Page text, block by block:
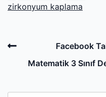
zirkonyum kaplama
Post
navigation
Previous
Facebook
Matematik 3 Sınıf